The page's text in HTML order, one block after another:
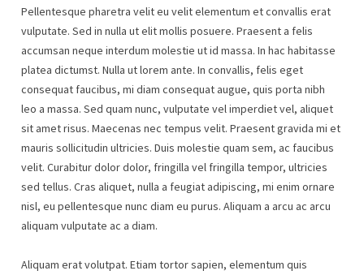
Pellentesque pharetra velit eu velit elementum et convallis erat
vulputate. Sed in nulla ut elit mollis posuere. Praesent a felis
accumsan neque interdum molestie ut id massa. In hac habitasse
platea dictumst. Nulla ut lorem ante. In convallis, felis eget
consequat faucibus, mi diam consequat augue, quis porta nibh
leo a massa. Sed quam nunc, vulputate vel imperdiet vel, aliquet
sit amet risus. Maecenas nec tempus velit. Praesent gravida mi et
mauris sollicitudin ultricies. Duis molestie quam sem, ac faucibus
velit. Curabitur dolor dolor, fringilla vel fringilla tempor, ultricies
sed tellus. Cras aliquet, nulla a feugiat adipiscing, mi enim ornare
nisl, eu pellentesque nunc diam eu purus. Aliquam a arcu ac arcu
aliquam vulputate ac a diam.
Aliquam erat volutpat. Etiam tortor sapien, elementum quis